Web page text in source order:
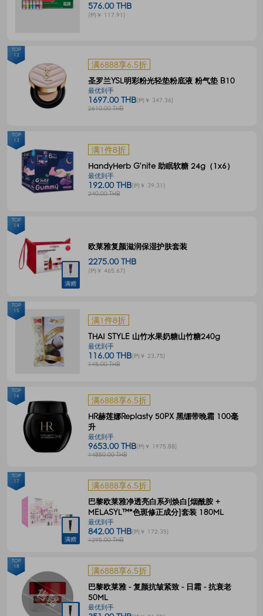
576.00 THB
(约￥ 117.91)
满6888享6.5折
圣罗兰YSL明彩粉光轻垫粉底液 粉气垫 B10
最优到手
1697.00 THB(约￥ 347.36)
2610.00 THB
TOP
12
满1件8折
HandyHerb G'nite 助眠软糖 24g（1x6）
最优到手
192.00 THB(约￥ 39.31)
240.00 THB
TOP
13
满赠
欧莱雅复颜滋润保湿护肤套装
2275.00 THB
(约￥ 465.67)
TOP
14
满1件8折
THAI STYLE 山竹水果奶糖山竹糖240g
最优到手
116.00 THB(约￥ 23.75)
145.00 THB
TOP
15
满6888享6.5折
HR赫莲娜Replasty 50PX 黑绷带晚霜 100毫
升
最优到手
9653.00 THB(约￥ 1975.88)
14850.00 THB
TOP
16
满赠
满6888享6.5折
巴黎欧莱雅净透亮白系列焕白[烟酰胺 +
MELASYL™*色斑修正成分]套装 180ML
最优到手
842.00 THB(约￥ 172.35)
1295.00 THB
TOP
17
满6888享6.5折
巴黎欧莱雅 - 复颜抗皱紧致 - 日霜 - 抗衰老
50ML
最优到手
TOP
18